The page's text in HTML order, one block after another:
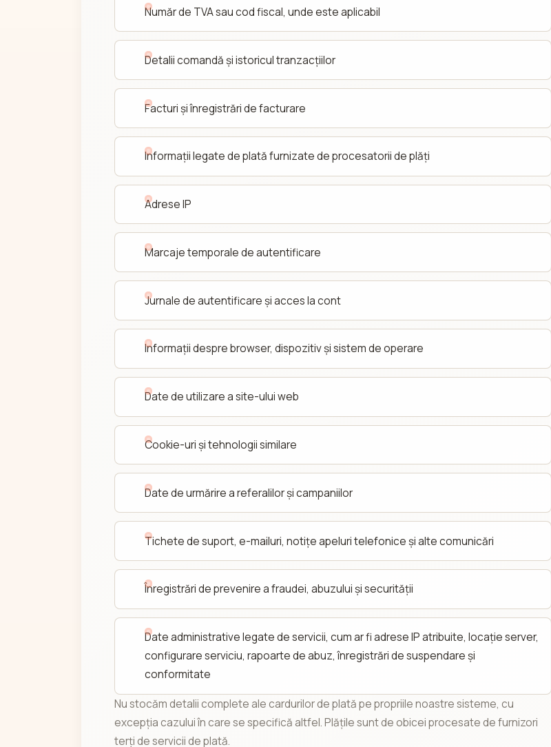
Număr de TVA sau cod fiscal, unde este aplicabil
Detalii comandă și istoricul tranzacțiilor
Facturi și înregistrări de facturare
Informații legate de plată furnizate de procesatorii de plăți
Adrese IP
Marcaje temporale de autentificare
Jurnale de autentificare și acces la cont
Informații despre browser, dispozitiv și sistem de operare
Date de utilizare a site-ului web
Cookie-uri și tehnologii similare
Date de urmărire a referalilor și campaniilor
Tichete de suport, e-mailuri, notițe apeluri telefonice și alte comunicări
Înregistrări de prevenire a fraudei, abuzului și securității
Date administrative legate de servicii, cum ar fi adrese IP atribuite, locație server,
configurare serviciu, rapoarte de abuz, înregistrări de suspendare și
conformitate
Nu stocăm detalii complete ale cardurilor de plată pe propriile noastre sisteme, cu
excepția cazului în care se specifică altfel. Plățile sunt de obicei procesate de furnizori
terți de servicii de plată.